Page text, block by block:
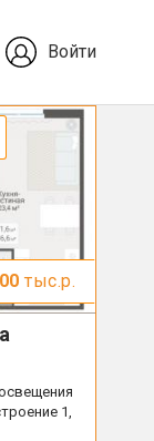
Войти
тыс.р.
1,